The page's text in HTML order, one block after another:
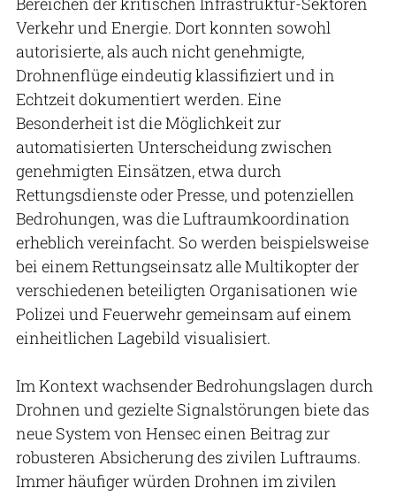
Verkehr und Energie. Dort konnten sowohl
autorisierte, als auch nicht genehmigte,
Drohnenflüge eindeutig klassifiziert und in
Echtzeit dokumentiert werden. Eine
Besonderheit ist die Möglichkeit zur
automatisierten Unterscheidung zwischen
genehmigten Einsätzen, etwa durch
Rettungsdienste oder Presse, und potenziellen
Bedrohungen, was die Luftraumkoordination
erheblich vereinfacht. So werden beispielsweise
bei einem Rettungseinsatz alle Multikopter der
verschiedenen beteiligten Organisationen wie
Polizei und Feuerwehr gemeinsam auf einem
einheitlichen Lagebild visualisiert.
Im Kontext wachsender Bedrohungslagen durch
Drohnen und gezielte Signalstörungen biete das
neue System von Hensec einen Beitrag zur
robusteren Absicherung des zivilen Luftraums.
Immer häufiger würden Drohnen im zivilen